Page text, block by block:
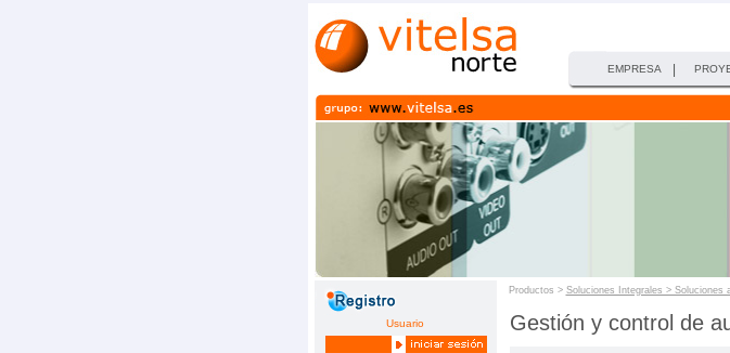
EMPRESA
Usuario
Productos > Soluciones Integrales > Soluciones
Gestión y control de